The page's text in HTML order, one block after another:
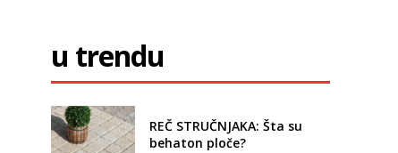
u trendu
REČ STRUČNJAKA: Šta su
behaton ploče?